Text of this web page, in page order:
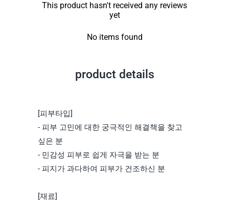
This product hasn't received any reviews
yet
No items found
product details
[피부타입]
- 피부 고민에 대한 궁극적인 해결책을 찾고
싶은 분
- 민감성 피부로 쉽게 자극을 받는 분
- 피지가 과다하여 피부가 건조하신 분
[재료]